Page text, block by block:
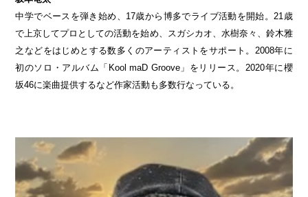
中学でベースを弾き始め、17歳から博多でライブ活動を開始。21歳
で上京してプロとしての活動を始め、スガシカオ、水樹奈々、鈴木雅
之などをはじめとする数多くのアーティストをサポート。2008年に
初のソロ・アルバム「Kool maD Groove」をリリース。2020年に櫻
坂46に楽曲提供するなど作家活動も多数行なっている。